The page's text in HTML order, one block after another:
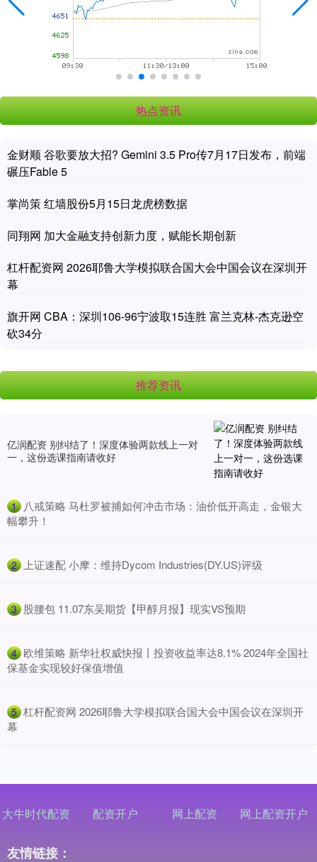
热点资讯
金财顺 谷歌要放大招? Gemini 3.5 Pro传7月17日发布，前端
碾压Fable 5
掌尚策 红墙股份5月15日龙虎榜数据
同翔网 加大金融支持创新力度，赋能长期创新
杠杆配资网 2026耶鲁大学模拟联合国大会中国会议在深圳开
幕
旗开网 CBA：深圳106-96宁波取15连胜 富兰克林-杰克逊空
砍34分
推荐资讯
亿润配资 别纠结了！深度体验两款线上一对
一，这份选课指南请收好
1 ​八戒策略 马杜罗被捕如何冲击市场：油价低开高走，金银大
幅攀升！
2 ​上证速配 小摩：维持Dycom Industries(DY.US)评级
3 ​股腰包 11.07东吴期货【甲醇月报】现实VS预期
4 ​欧维策略 新华社权威快报丨投资收益率达8.1% 2024年全国社
保基金实现较好保值增值
5 ​杠杆配资网 2026耶鲁大学模拟联合国大会中国会议在深圳开
幕
大牛时代配资 配资开户 网上配资 网上配资开户
友情链接：